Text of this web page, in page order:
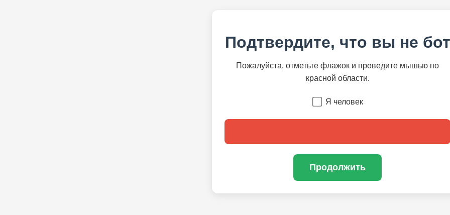
Подтвердите, что вы не бот
Пожалуйста, отметьте флажок и проведите мышью по
красной области.
Я человек
Продолжить